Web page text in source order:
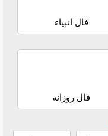
فال انبیاء
فال روزانه